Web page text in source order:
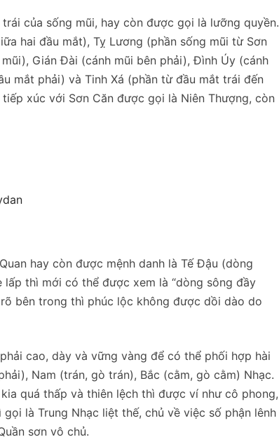
của sống mũi, hay còn được gọi là lưỡng quyền.
hai đầu mắt), Tỵ Lương (phần sống mũi từ Sơn
Gián Đài (cánh mũi bên phải), Đình Úy (cánh
mắt phải) và Tinh Xá (phần từ đầu mắt trái đến
xúc với Sơn Căn được gọi là Niên Thượng, còn
hay còn được mệnh danh là Tế Đậu (dòng
thì mới có thể được xem là “dòng sông đầy
bên trong thì phúc lộc không được dồi dào do
cao, dày và vững vàng để có thể phối hợp hài
Nam (trán, gò trán), Bắc (cằm, gò cằm) Nhạc.
quá thấp và thiên lệch thì được ví như cô phong,
là Trung Nhạc liệt thế, chủ về việc số phận lênh
sơn vô chủ.